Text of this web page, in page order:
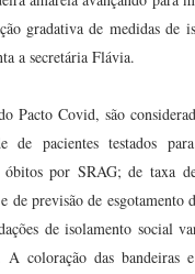
gradativa de medidas de
a secretária Flávia.
Pacto Covid, são
de pacientes testados
óbitos por SRAG; de taxa
de previsão de
de isolamento social
coloração das bandeiras